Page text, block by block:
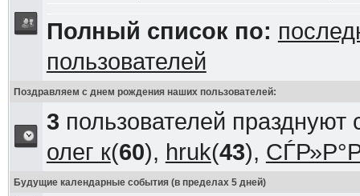
Полный список по:
пользователей
Поздравляем с днем рождения наших пользователей:
3 пользователей
олег к(60), hruk(43),
Будущие календарные события (в пределах 5 дней)